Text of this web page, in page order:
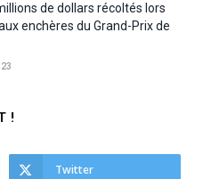
de dollars récoltés lors
enchères du Grand-Prix de
!
Twitter